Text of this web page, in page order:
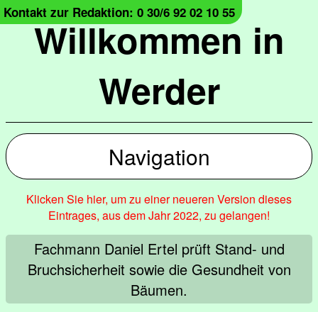
Willkommen in
Werder
Kontakt zur Redaktion: 0 30/6 92 02 10 55
Navigation
Klicken Sie hier, um zu einer neueren Version dieses
Eintrages, aus dem Jahr 2022, zu gelangen!
Fachmann Daniel Ertel prüft Stand- und
Bruchsicherheit sowie die Gesundheit von
Bäumen.